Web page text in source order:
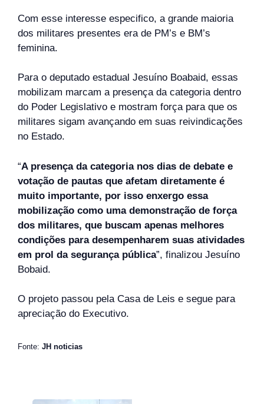
Com esse interesse especifico, a grande maioria
dos militares presentes era de PM’s e BM’s
feminina.
Para o deputado estadual Jesuíno Boabaid, essas
mobilizam marcam a presença da categoria dentro
do Poder Legislativo e mostram força para que os
militares sigam avançando em suas reivindicações
no Estado.
“A presença da categoria nos dias de debate e
votação de pautas que afetam diretamente é
muito importante, por isso enxergo essa
mobilização como uma demonstração de força
dos militares, que buscam apenas melhores
condições para desempenharem suas atividades
em prol da segurança pública”, finalizou Jesuíno
Bobaid.
O projeto passou pela Casa de Leis e segue para
apreciação do Executivo.
Fonte: JH noticias